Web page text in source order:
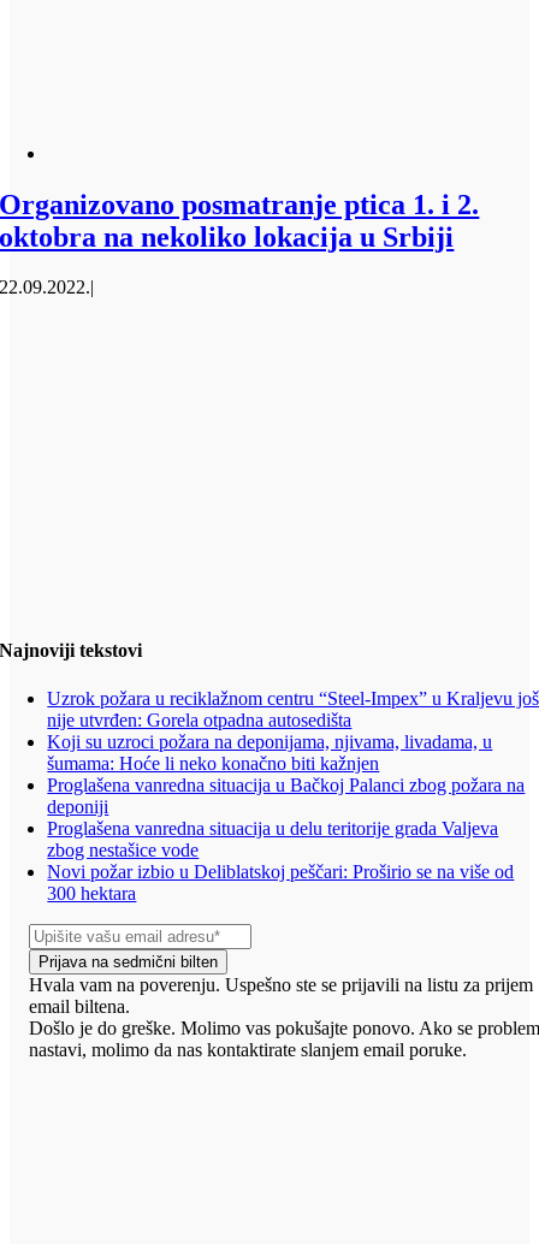
Organizovano posmatranje ptica 1. i 2.
oktobra na nekoliko lokacija u Srbiji
22.09.2022.|
Najnoviji tekstovi
Uzrok požara u reciklažnom centru “Steel-Impex” u Kraljevu još
nije utvrđen: Gorela otpadna autosedišta
Koji su uzroci požara na deponijama, njivama, livadama, u
šumama: Hoće li neko konačno biti kažnjen
Proglašena vanredna situacija u Bačkoj Palanci zbog požara na
deponiji
Proglašena vanredna situacija u delu teritorije grada Valjeva
zbog nestašice vode
Novi požar izbio u Deliblatskoj peščari: Proširio se na više od
300 hektara
Prijava na sedmični bilten
Hvala vam na poverenju. Uspešno ste se prijavili na listu za prijem
email biltena.
Došlo je do greške. Molimo vas pokušajte ponovo. Ako se
nastavi, molimo da nas kontaktirate slanjem email poruke.